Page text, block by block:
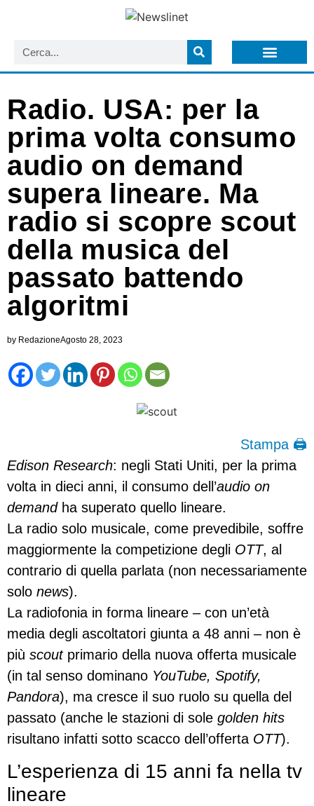
Radio. USA: per la
prima volta consumo
audio on demand
supera lineare. Ma
radio si scopre scout
della musica del
passato battendo
algoritmi
by RedazioneAgosto 28, 2023
Stampa 🖨
Edison Research: negli Stati Uniti, per la prima
volta in dieci anni, il consumo dell’audio on
demandha superato quello lineare.
La radio solo musicale, come prevedibile, soffre
maggiormente la competizione degli OTT, al
contrario di quella parlata (non necessariamente
solo news).
La radiofonia in forma lineare – con un’età
media degli ascoltatori giunta a 48 anni – non è
più scoutprimario della nuova offerta musicale
(in tal senso dominano YouTube, Spotify,
Pandora), ma cresce il suo ruolo su quella del
passato (anche le stazioni di sole golden hits
risultano infatti sotto scacco dell’offerta OTT).
L’esperienza di 15 anni fa nella tv
lineare